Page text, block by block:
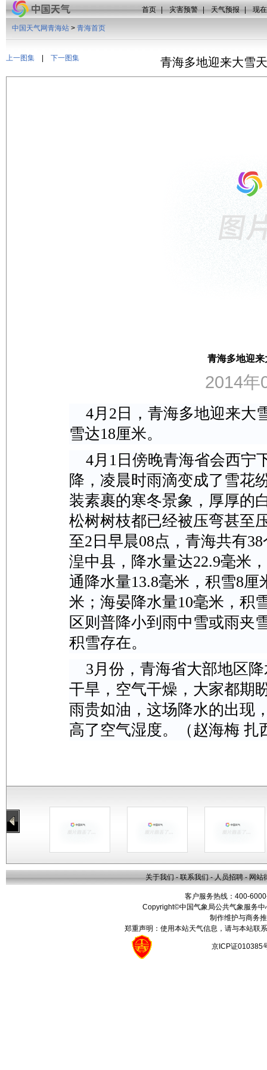
首页 | 灾害预警 | 天气预报 | 现
上一图集 下一图集
中国天气网青海站 > 青海首页
青海多地迎来大雪
青海多地迎
2014年
4月2日，青海多地迎来大
雪达18厘米。
4月1日傍晚青海省会西宁
降，凌晨时雨滴变成了雪花
装素裹的寒冬景象，厚厚的
松树树枝都已经被压弯甚至
至2日早晨08点， 青海共有
湟中县，降水量达22.9毫米
通降水量13.8毫米，积雪8
米；海晏降水量10毫米，积
区则普降小到雨中雪或雨夹
积雪存在。
3月份，青海省大部地区
干旱，空气干燥，大家都期
雨贵如油，这场降水的出现
高了空气湿度。（赵海梅 扎
关于我们 - 联系我们 - 人员招聘 - 网站
客户服务热线：400-
Copyright©中国气象局公共气象服务
制作维护与商务
郑重声明：使用本站天气信息，请与本站联
京ICP证010385